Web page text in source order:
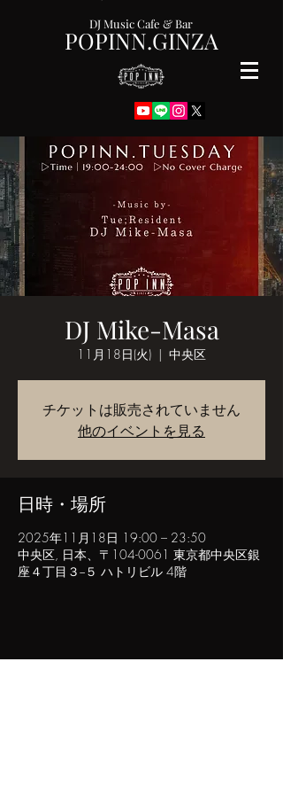
POPINN.GINZA
DJ Music Cafe & Bar
DJ Mike-Masa
11月18日(火)
  |
中央区
チケットは販売されていません
他のイベントを見る
日時・場所
2025年11月18日 19:00 – 23:50
中央区, 日本、〒104-0061 東京都中央区銀
座４丁目３−５ ハトリビル 4階